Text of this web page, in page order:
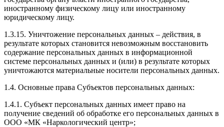
иностранному физическому лицу или иностранному
юридическому лицу.
1.3.15. Уничтожение персональных данных – действия, в
результате которых становится невозможным восстановить
содержание персональных данных в информационной
системе персональных данных и (или) в результате которых
уничтожаются материальные носители персональных данных.
1.4. Основные права Субъектов персональных данных:
1.4.1. Субъект персональных данных имеет право на
получение сведений об обработке его персональных данных в
ООО «МК «Наркологический центр»;